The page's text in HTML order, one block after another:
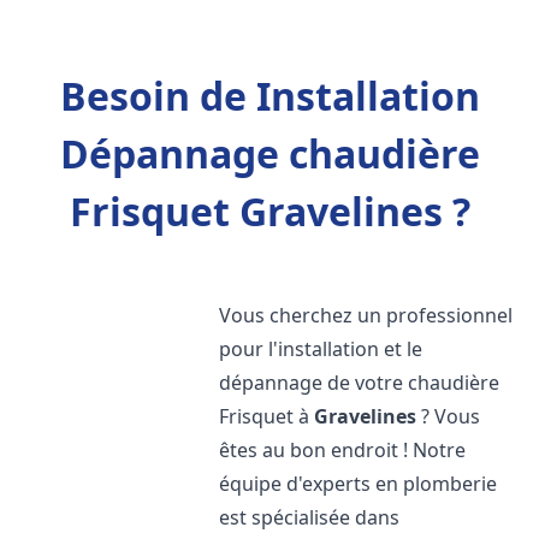
Besoin de Installation
Dépannage chaudière
Frisquet Gravelines ?
Vous cherchez un professionnel
pour l'installation et le
dépannage de votre chaudière
Frisquet à Gravelines? Vous
êtes au bon endroit ! Notre
équipe d'experts en plomberie
est spécialisée dans